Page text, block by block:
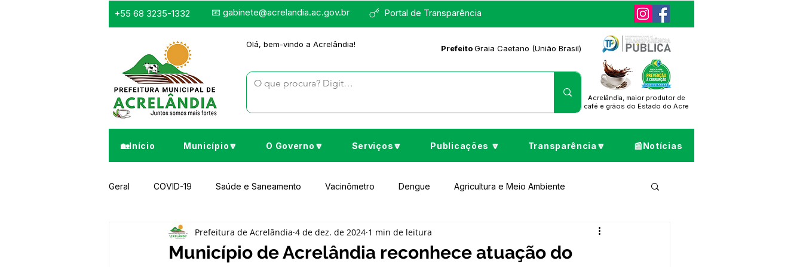
Portal de Transparência
+55 68 3235-1332 📧 gabinete@acrelandia.ac.gov.br
Olá, bem-vindo a Acrelândia! PrefeitoGraia Caetano (União Brasil)
Acrelândia, maior produtor de
café e grãos do Estado do Acre
🏡Início Município🔽 O Governo🔽 Serviços🔽 Publicações 🔽 Transparência🔽 📰Notícias
Geral COVID-19 Saúde e Saneamento Vacinômetro Dengue Agricultura e Meio Ambiente
Infraestrutura e Obras Desporto Cultura e Lazer Educação Assistência Social
Município de Acrelândia reconhece atuação do
Prefeitura de Acrelândia 4 de dez. de 2024 1 min de leitura